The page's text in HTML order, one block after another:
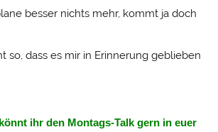
besser nichts mehr, kommt ja doch
so, dass es mir in Erinnerung geblieben
ihr den Montags-Talk gern in euer